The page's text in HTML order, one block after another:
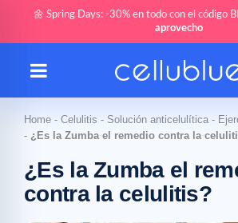
🌼 Spring Days: -30% en todo con el código
aprovecho
Home - Celulitis - Solución anticelulítica -
- ¿Es la Zumba el remedio contra la
¿Es la Zumba el
contra la celulitis?